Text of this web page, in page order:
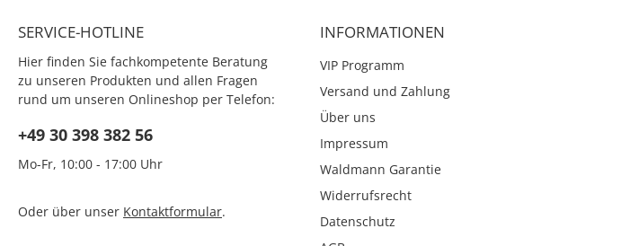
Standardpatronen und
handelsübliche Konverter
Schaftfarbe: silber
SERVICE-HOTLINE
Hier finden Sie fachkompetente Beratung
zu unseren Produkten und allen Fragen
rund um unseren Onlineshop per Telefon:
+49 30 398 382 56
Mo-Fr, 10:00 - 17:00 Uhr
Oder über unser Kontaktformular.
INFORMATIONEN
VIP Programm
Versand und Zahlung
Über uns
Impressum
Waldmann Garantie
Widerrufsrecht
Datenschutz